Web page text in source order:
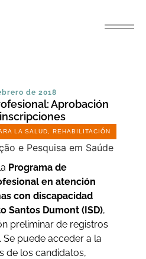
de 2018
Aprobación
LA SALUD REHABILITACIÓN
Programa de
en atención
con discapacidad
Santos Dumont (ISD),
preliminar de registros
Se puede acceder a la
de los candidatos,